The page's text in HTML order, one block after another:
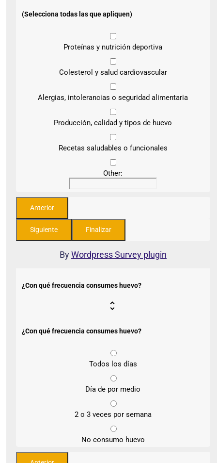
(Selecciona todas las que apliquen)
Proteínas y nutrición deportiva
Colesterol y salud cardiovascular
Alergias, intolerancias o seguridad alimentaria
Producción, calidad y tipos de huevo
Recetas saludables o funcionales
Other:
ByWordpress Survey plugin
¿Con qué frecuencia consumes huevo?
¿Con qué frecuencia consumes huevo?
Todos los días
Día de por medio
2 o 3 veces por semana
No consumo huevo